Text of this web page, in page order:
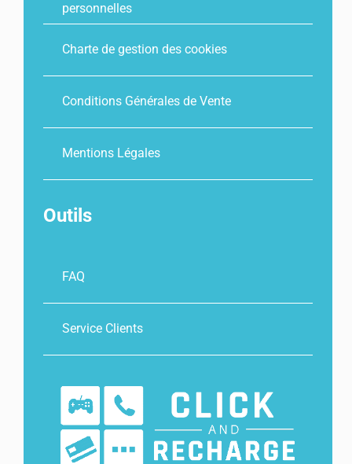
personnelles
Charte de gestion des cookies
Conditions Générales de Vente
Mentions Légales
Outils
FAQ
Service Clients